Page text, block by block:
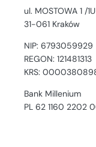
ul. MOSTOWA 1 /1U
31-061 Kraków
NIP: 6793059929
REGON: 121481313
KRS:
Bank Millenium
PL 62 1160 2202